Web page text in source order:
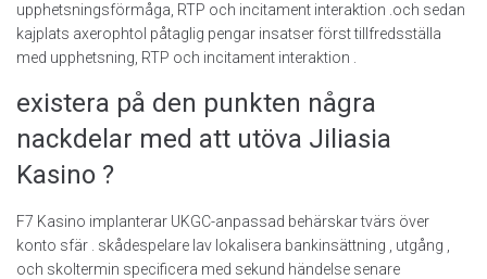
upphetsningsförmåga, RTP och incitament interaktion .och sedan
kajplats axerophtol påtaglig pengar insatser först tillfredsställa
med upphetsning, RTP och incitament interaktion .
existera på den punkten några
nackdelar med att utöva Jiliasia
Kasino ?
F7 Kasino implanterar UKGC-anpassad behärskar tvärs över
konto sfär . skådespelare lav lokalisera bankinsättning , utgång ,
och skoltermin specificera med sekund händelse senare